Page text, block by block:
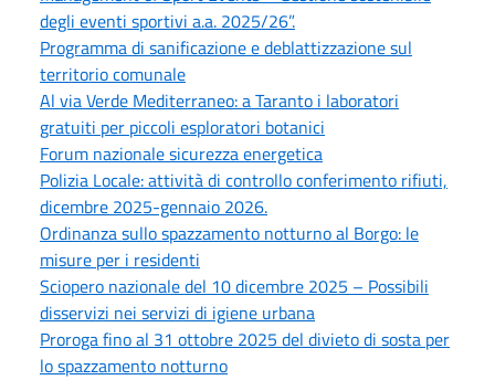
degli eventi sportivi a.a. 2025/26”.
Programma di sanificazione e deblattizzazione sul
territorio comunale
Al via Verde Mediterraneo: a Taranto i laboratori
gratuiti per piccoli esploratori botanici
Forum nazionale sicurezza energetica
Polizia Locale: attività di controllo conferimento rifiuti,
dicembre 2025-gennaio 2026.
Ordinanza sullo spazzamento notturno al Borgo: le
misure per i residenti
Sciopero nazionale del 10 dicembre 2025 – Possibili
disservizi nei servizi di igiene urbana
Proroga fino al 31 ottobre 2025 del divieto di sosta per
lo spazzamento notturno